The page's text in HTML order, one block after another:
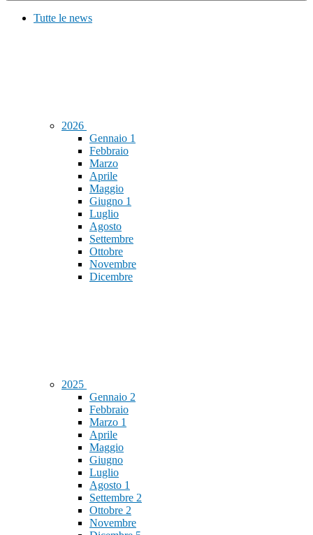
Tutte le news
2026
Gennaio 1
Febbraio
Marzo
Aprile
Maggio
Giugno 1
Luglio
Agosto
Settembre
Ottobre
Novembre
Dicembre
2025
Gennaio 2
Febbraio
Marzo 1
Aprile
Maggio
Giugno
Luglio
Agosto 1
Settembre 2
Ottobre 2
Novembre